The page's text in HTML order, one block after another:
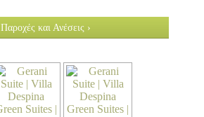
Παροχές και Ανέσεις ›